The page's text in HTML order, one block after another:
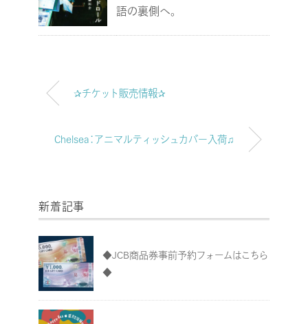
語の裏側へ。
✰チケット販売情報✰
Chelsea：アニマルティッシュカバー入荷♫
新着記事
◆JCB商品券事前予約フォームはこちら
◆